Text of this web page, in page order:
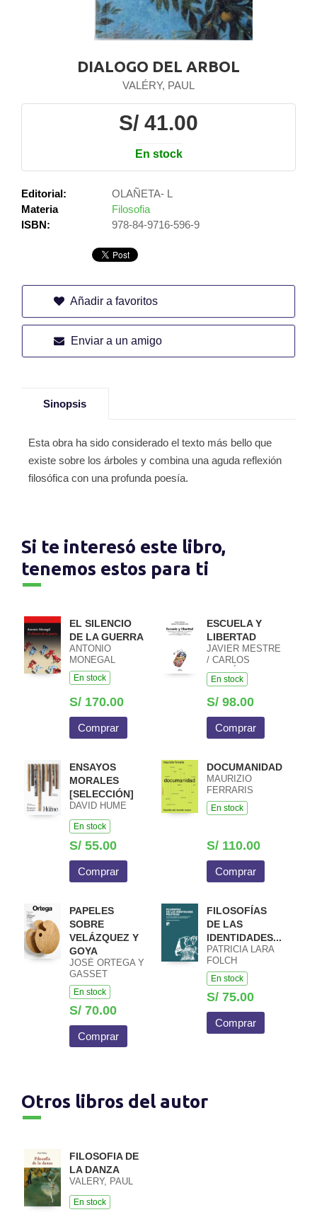
DIALOGO DEL ARBOL
VALÉRY, PAUL
S/ 41.00
En stock
Editorial:
OLAÑETA- L
Materia
Filosofia
ISBN:
978-84-9716-596-9
Añadir a favoritos
Enviar a un amigo
Sinopsis
Esta obra ha sido considerado el texto más bello que
existe sobre los árboles y combina una aguda reflexión
filosófica con una profunda poesía.
Si te interesó este libro,
tenemos estos para ti
EL SILENCIO
DE LA GUERRA
ANTONIO
MONEGAL
En stock
S/ 170.00
Comprar
ESCUELA Y
LIBERTAD
JAVIER MESTRE
/ CARLOS
FERNÁNDEZ
LIRIA
En stock
S/ 98.00
Comprar
ENSAYOS
MORALES
[SELECCIÓN]
DAVID HUME
En stock
S/ 55.00
Comprar
DOCUMANIDAD
MAURIZIO
FERRARIS
En stock
S/ 110.00
Comprar
PAPELES
SOBRE
VELÁZQUEZ Y
GOYA
JOSÉ ORTEGA Y
GASSET
En stock
S/ 70.00
Comprar
FILOSOFÍAS
DE LAS
IDENTIDADES...
PATRICIA LARA
FOLCH
En stock
S/ 75.00
Comprar
Otros libros del autor
FILOSOFIA DE
LA DANZA
VALERY, PAUL
En stock